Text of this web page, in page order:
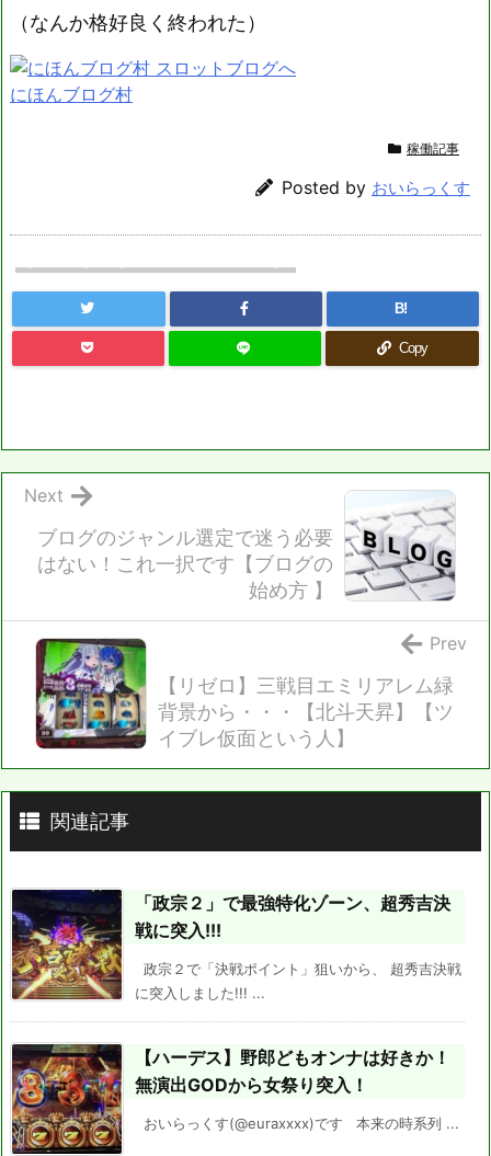
（なんか格好良く終われた）
にほんブログ村
稼働記事
Posted by おいらっくす
B!
Copy
ブログのジャンル選定で迷う必要
はない！これ一択です【ブログの
始め方 】
Next
【リゼロ】三戦目エミリアレム緑
背景から・・・【北斗天昇】【ツ
イブレ仮面という人】
Prev
関連記事
「政宗２」で最強特化ゾーン、超秀吉決
戦に突入!!!
政宗２で「決戦ポイント」狙いから、 超秀吉決戦
に突入しました!!! ...
【ハーデス】野郎どもオンナは好きか！
無演出GODから女祭り突入！
おいらっくす(@euraxxxx)です 本来の時系列 ...